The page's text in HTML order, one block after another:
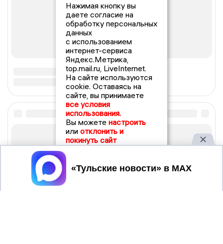
Нажимая кнопку вы
даете согласие на
обработку персональных
данных
с использованием
интернет-сервиса
Яндекс.Метрика,
top.mail.ru, LiveInternet.
На сайте используются
cookie. Оставаясь на
сайте, вы принимаете
все условия
использования.
Вы можете настроить
или отклонить и
покинуть сайт
Принять